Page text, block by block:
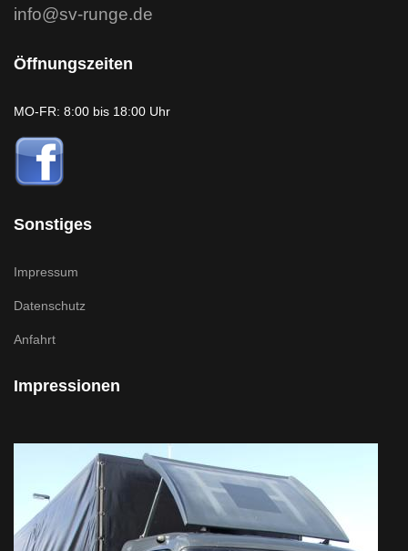
info@sv-runge.de
Öffnungszeiten
MO-FR: 8:00 bis 18:00 Uhr
Sonstiges
Impressum
Datenschutz
Anfahrt
Impressionen